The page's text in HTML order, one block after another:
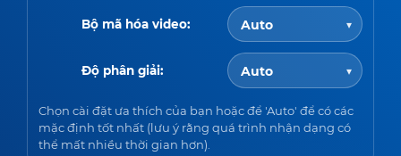
Bộ mã hóa video:
Độ phân giải:
Chọn cài đặt ưa thích của bạn hoặc để 'Auto' để có các
mặc định tốt nhất (lưu ý rằng quá trình nhận dạng có
thể mất nhiều thời gian hơn).